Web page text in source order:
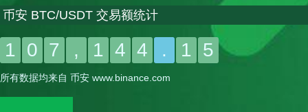
币安 BTC/USDT 交易额统计
1 0 7 , 1 4 4 . 1 5
所有数据均来自 币安 www.binance.com